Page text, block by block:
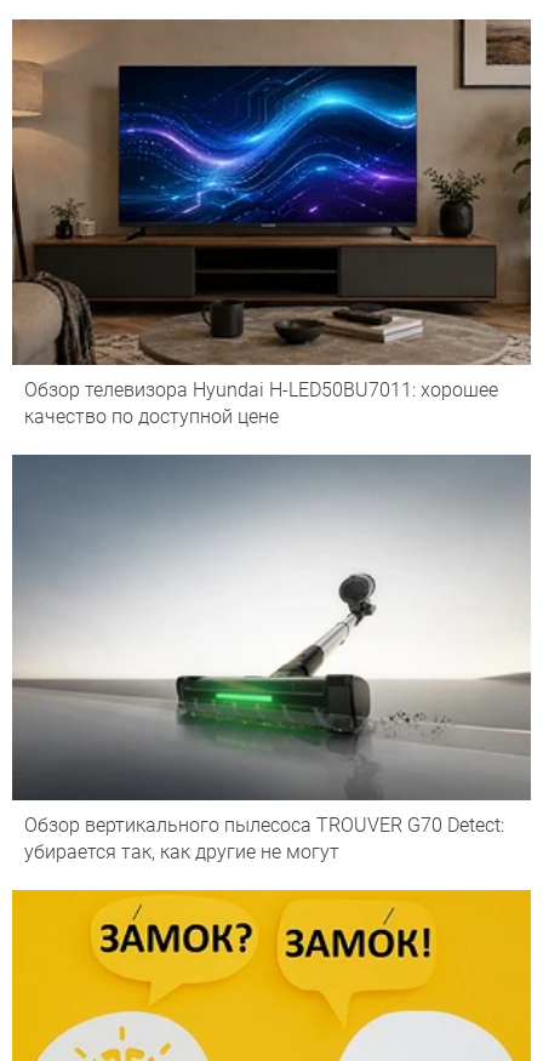
Обзор телевизора Hyundai H-LED50BU7011: хорошее
качество по доступной цене
Обзор вертикального пылесоса TROUVER G70 Detect:
убирается так, как другие не могут